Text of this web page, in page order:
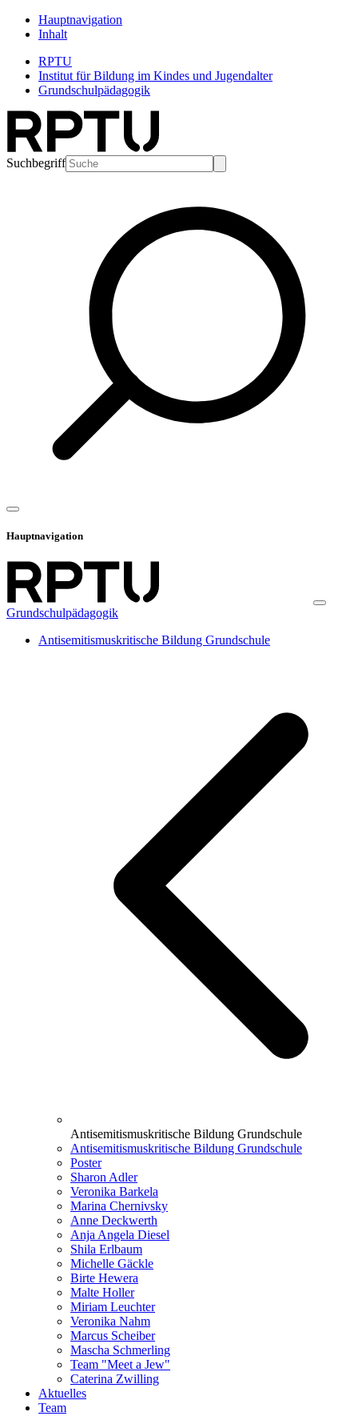
Hauptnavigation
Inhalt
RPTU
Institut für Bildung im Kindes und Jugendalter
Grundschulpädagogik
Suchbegriff
Hauptnavigation
Grundschulpädagogik
Antisemitismuskritische Bildung Grundschule
Antisemitismuskritische Bildung Grundschule
Antisemitismuskritische Bildung Grundschule
Poster
Sharon Adler
Veronika Barkela
Marina Chernivsky
Anne Deckwerth
Anja Angela Diesel
Shila Erlbaum
Michelle Gäckle
Birte Hewera
Malte Holler
Miriam Leuchter
Veronika Nahm
Marcus Scheiber
Mascha Schmerling
Team "Meet a Jew"
Caterina Zwilling
Aktuelles
Team